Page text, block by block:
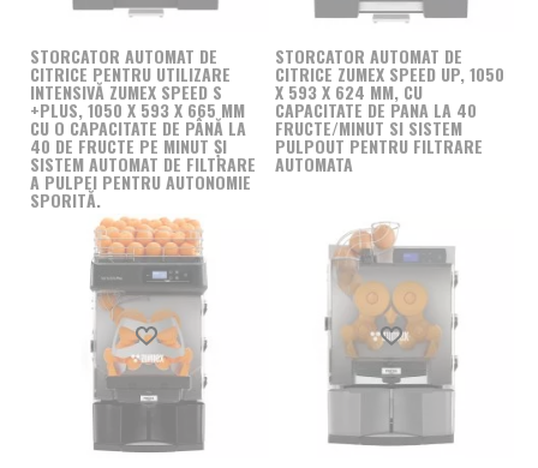
aparatului.
Un storcator de citrice profesional, fie ca va fi folosit
pentru portocale, lamai, lime, grapefruit-uri sau orice alt
fruct, va va oferi nu numai un rezultat extrem de gustos,
ci si sanatos, care va satisface gusturile, pretentiile si
asteptarile pana si celor mai exigenti dintre clientii
dumneavoastra.
STORCATOR DE FRUCTE
PROFESIONAL -
CARACTERISTICI
De asemenea, oferta noastra include si modele de
storcator de fructe si legume profesional. Aceste
echipamente, recunoscute pentru versatilitatea lor,
STORCATOR AUTOMAT DE
CITRICE PENTRU UTILIZARE
INTENSIVĂ ZUMEX SPEED S
+PLUS, 1050 X 593 X 665 MM
CU O CAPACITATE DE PÂNĂ LA
40 DE FRUCTE PE MINUT ȘI
SISTEM AUTOMAT DE FILTRARE
A PULPEI PENTRU AUTONOMIE
SPORITĂ.
STORCATOR AUTOMAT DE
CITRICE ZUMEX SPEED UP, 1050
X 593 X 624 MM, CU
CAPACITATE DE PANA LA 40
FRUCTE/MINUT SI SISTEM
PULPOUT PENTRU FILTRARE
AUTOMATA
Produs favorit Produs favorit